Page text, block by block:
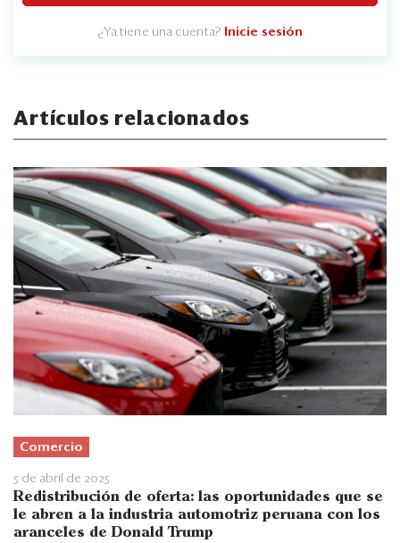
¿Ya tiene una cuenta? Inicie sesión
Artículos relacionados
Comercio
5 de abril de 2025
Redistribución de oferta: las oportunidades que se
le abren a la industria automotriz peruana con los
aranceles de Donald Trump